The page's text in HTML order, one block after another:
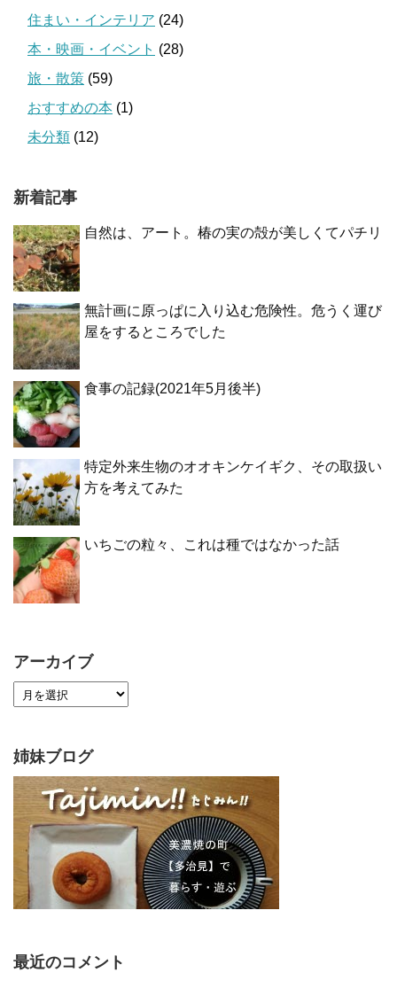
住まい・インテリア (24)
本・映画・イベント (28)
旅・散策 (59)
おすすめの本 (1)
未分類 (12)
新着記事
自然は、アート。椿の実の殻が美しくてパチリ
無計画に原っぱに入り込む危険性。危うく運び
屋をするところでした
食事の記録(2021年5月後半)
特定外来生物のオオキンケイギク、その取扱い
方を考えてみた
いちごの粒々、これは種ではなかった話
アーカイブ
姉妹ブログ
最近のコメント